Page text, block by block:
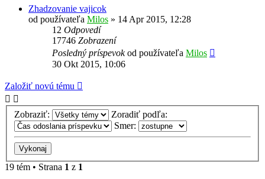
Zhadzovanie vajicok
od používateľa Milos » 14 Apr 2015, 12:28
12 Odpovedí
17746 Zobrazení
Posledný príspevokod používateľa Milos
30 Okt 2015, 10:06
Založiť novú tému
Zobraziť:
Zoradiť podľa:
Smer:
19 tém • Strana 1 z 1